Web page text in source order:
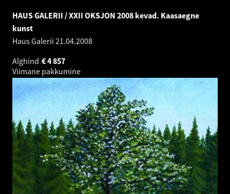
HAUS GALERII / XXII OKSJON 2008 kevad. Kaasaegne
kunst
Haus Galerii 21.04.2008
Alghind
4 857
€
Viimane pakkumine